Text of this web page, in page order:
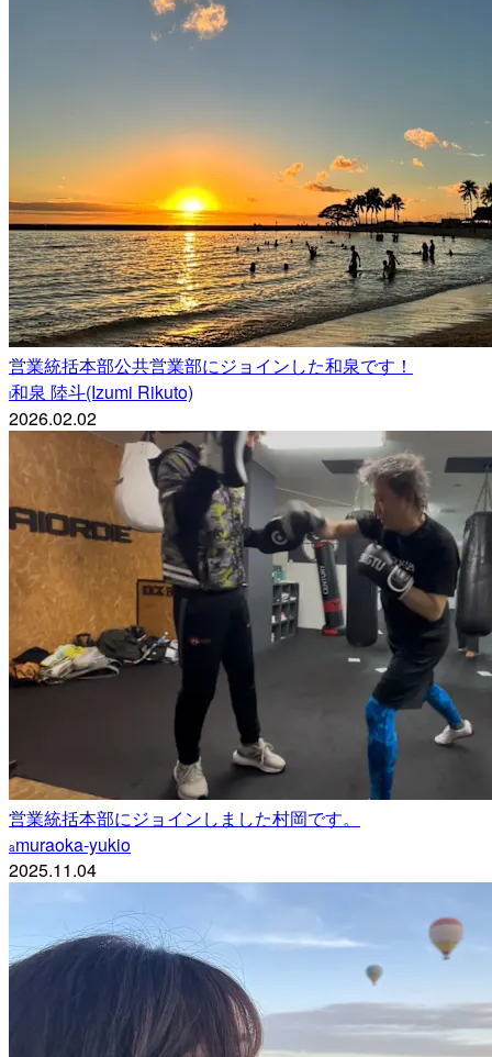
営業統括本部公共営業部にジョインした和泉です！
i和泉 陸斗(Izumi Rikuto)
2026.02.02
営業統括本部にジョインしました村岡です。
amuraoka-yukio
2025.11.04